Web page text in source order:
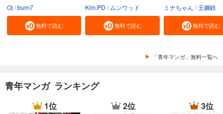
Oj burn7
無料で読む
Kim.PD ムンウッド
無料で読む
ミナちゃん 王鋼鉄
無料で読む
「青年マンガ」無料一覧へ
青年マンガ ランキング
1位 2位 3位